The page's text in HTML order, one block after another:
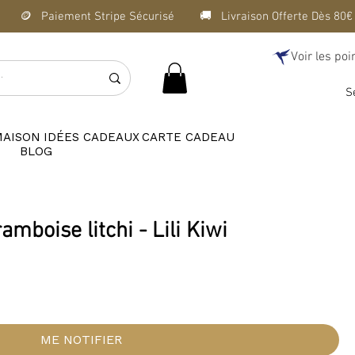
Voir les
IDÉES CADEAUXCARTE CADEAU
BLOG
litchi - Lili Kiwi
ME NOTIFIER